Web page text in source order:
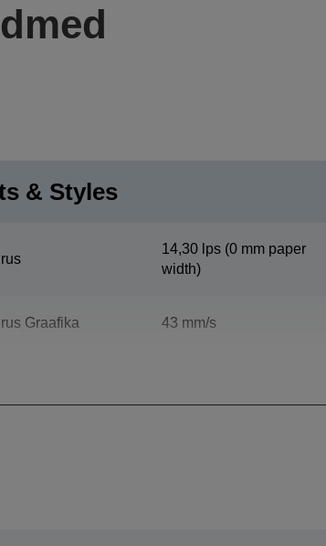
& Styles
14,30 lps (0 mm paper
width)
Graafika 43 mm/s